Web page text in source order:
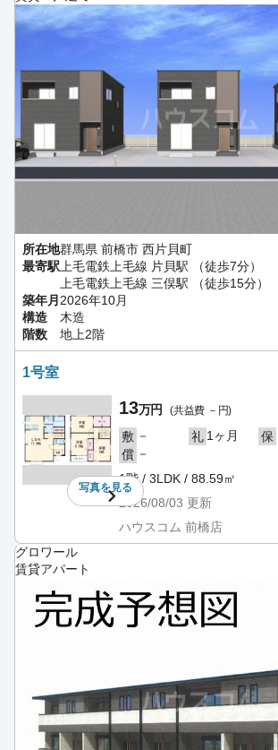
所在地群馬県 前橋市 西片貝町
最寄駅 上毛電鉄上毛線 片貝駅 （徒歩7分）
上毛電鉄上毛線 三俣駅 （徒歩15分）
築年月 2026年10月
構造
木造
階数
地上2階
1号室
写真を見る
13万円 (共益費 －円)
敷 － 礼 1ヶ月 保
償 －
1階 / 3LDK / 88.59㎡
2026/08/03 更新
ハウスコム 前橋店
グロワール
賃貸アパート